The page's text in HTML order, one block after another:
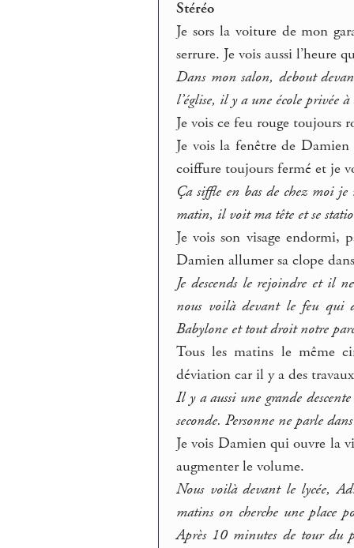
Stéréo
Je sors la voiture de mon
serrure. Je vois aussi l’heure
Dans mon salon, debout
l’église, il y a une école privée
Je vois ce feu rouge toujours
Je vois la fenêtre de Damien
coiffure toujours fermé et je
Ça siffle en bas de chez moi
matin, il voit ma tête et se
Je vois son visage endormi,
Damien allumer sa clope
Je descends le rejoindre et il
nous voilà devant le feu qui
Babylone et tout droit notre
Tous les matins le même
déviation car il y a des
Il y a aussi une grande
seconde. Personne ne parle
Je vois Damien qui ouvre la
augmenter le volume.
Nous voilà devant le lycée,
matins on cherche une place
Après 10 minutes de tour du